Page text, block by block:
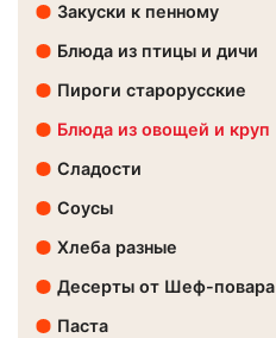
Закуски к пенному
Блюда из птицы и дичи
Пироги старорусские
Блюда из овощей и круп
Сладости
Соусы
Хлеба разные
Десерты от Шеф-повара
Паста